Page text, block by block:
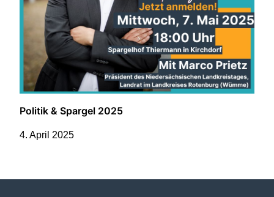
Politik & Spargel 2025
4. April 2025